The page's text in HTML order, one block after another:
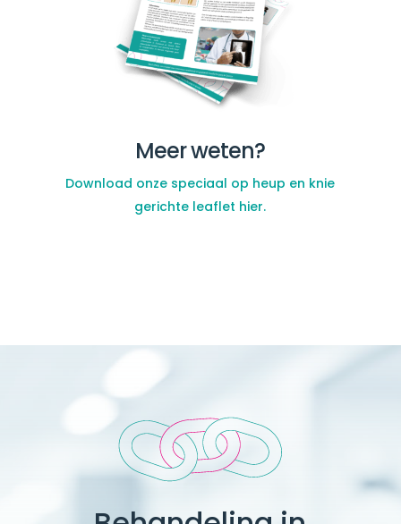
Meer weten?
Download onze speciaal op heup en knie
gerichte leaflet hier.